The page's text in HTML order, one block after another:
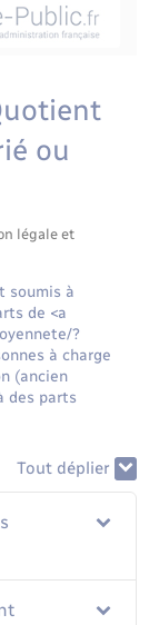
ou
légale et
soumis à
de <a
?
à charge
(ancien
des parts
Tout déplier